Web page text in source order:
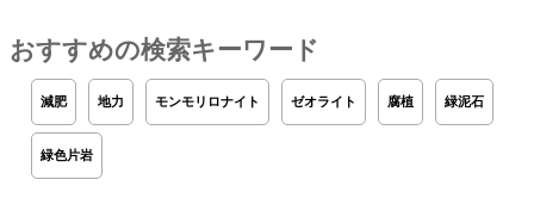
おすすめの検索キーワード
減肥 地力 モンモリロナイト ゼオライト 腐植 緑泥石
緑色片岩